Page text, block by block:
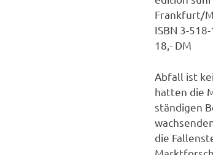
Frankfurt/
ISBN 3-
18,- DM
Abfall ist
hatten die
ständigen
die